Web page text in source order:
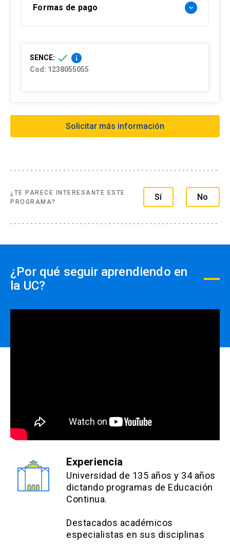
Formas de pago keyboard_arrow_down
- Web pay: Tarjeta de crédito hasta 3 cuotas
Formas de pago extranjero:
Formas de pago por empresas:
- Con ficha de inscripción y Orden de compra
SENCE: check info
Cod: 1238055055
Solicitar más información
¿TE PARECE INTERESANTE ESTE
PROGRAMA?
Sí No
¿Por qué seguir aprendiendo en
la UC?
Experiencia
Universidad de 135 años y 34 años
dictando programas de Educación
Continua.
Destacados académicos
especialistas en sus disciplinas